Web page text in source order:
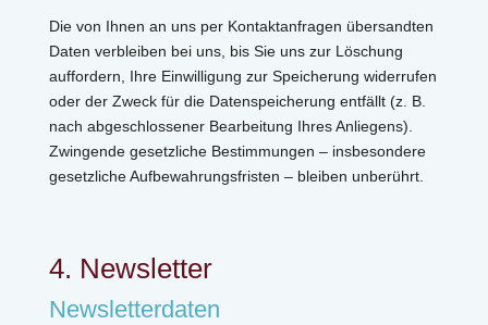
Die von Ihnen an uns per Kontaktanfragen übersandten
Daten verbleiben bei uns, bis Sie uns zur Löschung
auffordern, Ihre Einwilligung zur Speicherung widerrufen
oder der Zweck für die Datenspeicherung entfällt (z. B.
nach abgeschlossener Bearbeitung Ihres Anliegens).
Zwingende gesetzliche Bestimmungen – insbesondere
gesetzliche Aufbewahrungsfristen – bleiben unberührt.
4. Newsletter
Newsletterdaten